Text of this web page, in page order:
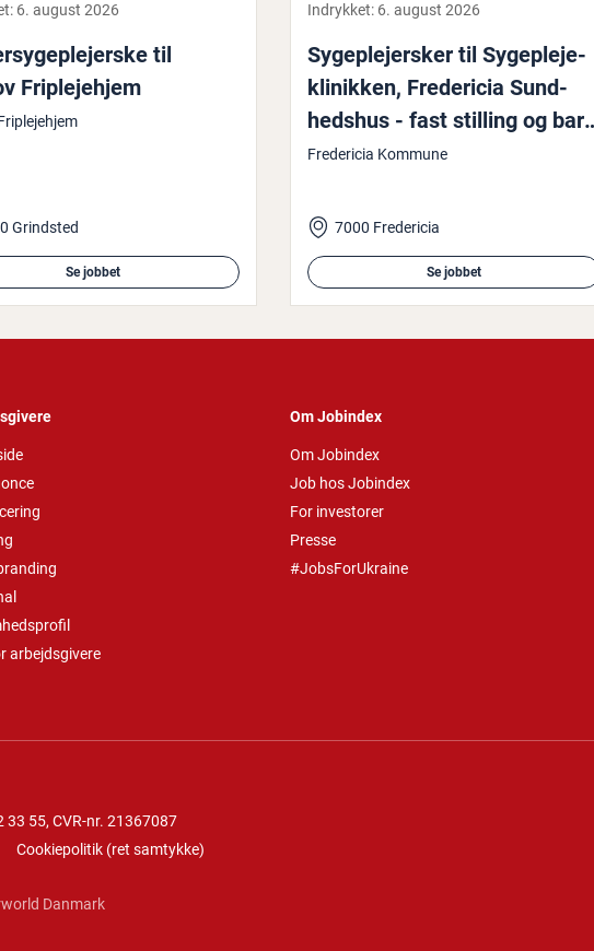
6. august 2026
til
Friple­je­hjem
Grindsted
Se jobbet
Indrykket: 6. august 2026
Sy­geple­jer­sker til Sy­geple­je­
kli­nik­ken, Fre­de­ri­cia Sund­
heds­hus - fast stilling og bar­
selsvi­ka­ri­at
Fredericia Kommune
7000 Fredericia
Se jobbet
arbejdsgivere
Om Jobindex
Om Jobindex
Job hos Jobindex
For investorer
Presse
#JobsForUkraine
33 55, CVR-nr. 21367087
Cookiepolitik (ret samtykke)